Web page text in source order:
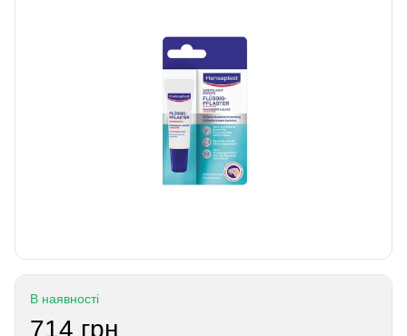
В наявності
714 грн